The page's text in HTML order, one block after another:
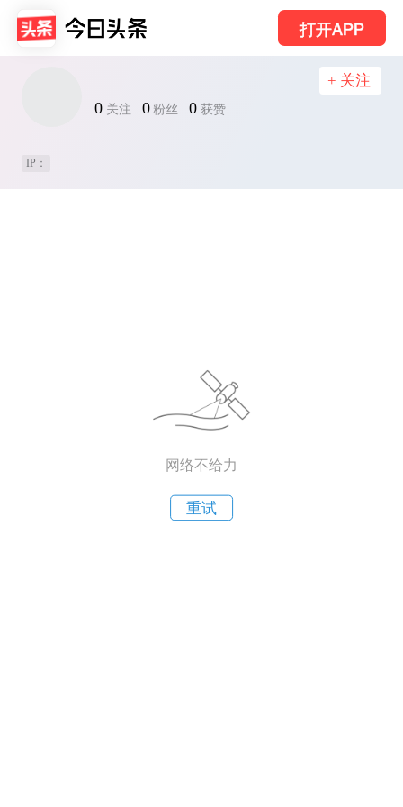
打开APP
0 关注 0 粉丝 0 获赞
+ 关注
IP：
网络不给力
重试